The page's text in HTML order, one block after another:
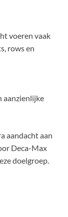
voeren vaak
rows en
aanzienlijke
aandacht aan
Deca-Max
doelgroep.